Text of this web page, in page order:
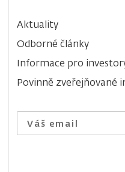
Aktuality
Odborné články
Informace pro
Povinně zveřejňované
Váš email